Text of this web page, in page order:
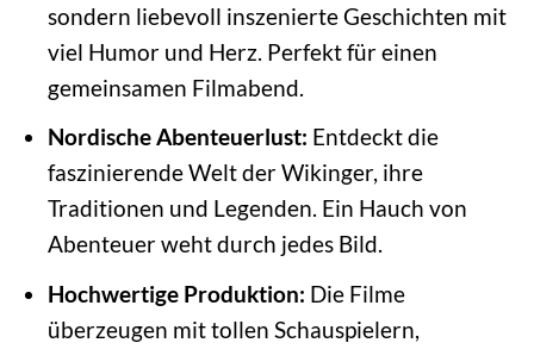
sondern liebevoll inszenierte Geschichten mit
viel Humor und Herz. Perfekt für einen
gemeinsamen Filmabend.
Nordische Abenteuerlust: Entdeckt die
faszinierende Welt der Wikinger, ihre
Traditionen und Legenden. Ein Hauch von
Abenteuer weht durch jedes Bild.
Hochwertige Produktion: Die Filme
überzeugen mit tollen Schauspielern,